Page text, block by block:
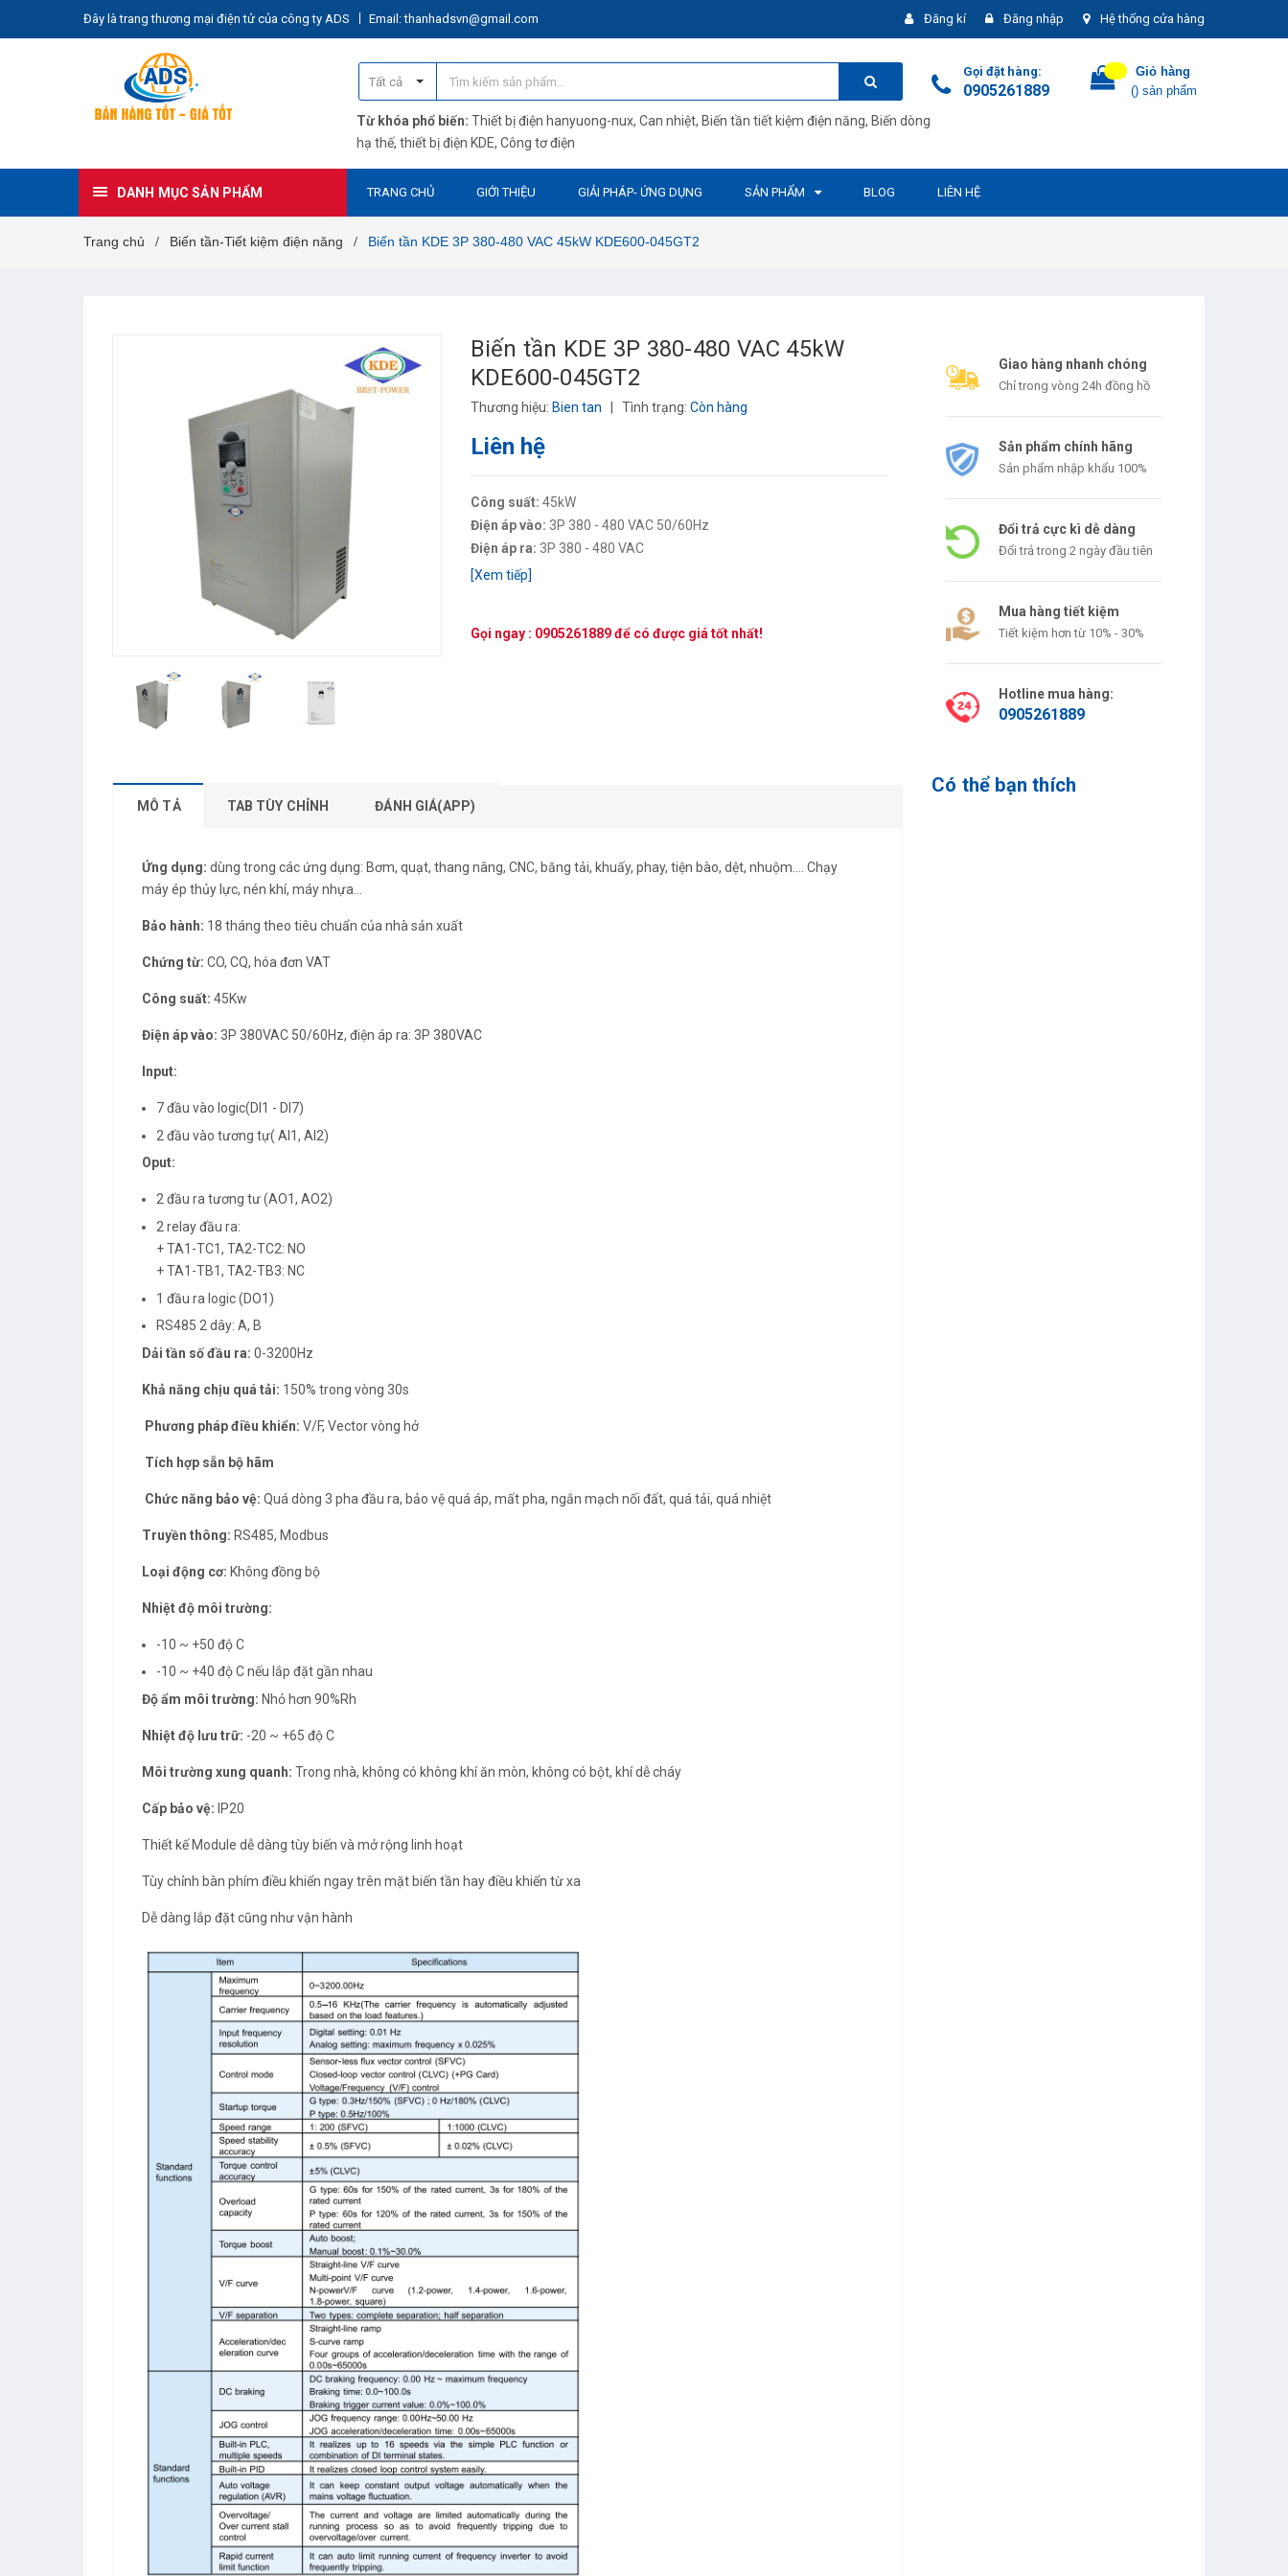
Đây là trang thương mại điện tử của công ty ADS Email: thanhadsvn@gmail.com Đăng kí Đăng nhập Hệ thống cửa hàng
Tất cả
Từ khóa phổ biến: Thiết bị điện hanyuong-nux, Can nhiệt, Biến tần tiết kiệm điện năng, Biến dòng
hạ thế, thiết bị điện KDE, Công tơ điện
Gọi đặt hàng:
0905261889
Giỏ hàng
() sản phẩm
DANH MỤC SẢN PHẨM TRANG CHỦ GIỚI THIỆU GIẢI PHÁP- ỨNG DỤNG SẢN PHẨM BLOG LIÊN HỆ
Trang chủ / Biến tần-Tiết kiệm điện năng / Biến tần KDE 3P 380-480 VAC 45kW KDE600-045GT2
Biến tần KDE 3P 380-480 VAC 45kW
KDE600-045GT2
Thương hiệu: Bien tan Tình trạng: Còn hàng
Liên hệ
Công suất: 45kW
Điện áp vào: 3P 380 - 480 VAC 50/60Hz
Điện áp ra: 3P 380 - 480 VAC
[Xem tiếp]
Gọi ngay : 0905261889để có được giá tốt nhất!
MÔ TẢ TAB TÙY CHỈNH ĐÁNH GIÁ(APP)
Ứng dụng: dùng trong các ứng dụng: Bơm, quạt, thang nâng, CNC, băng tải, khuấy, phay, tiện bào, dệt, nhuộm…. Chạy
máy ép thủy lực, nén khí, máy nhựa…
Bảo hành: 18 tháng theo tiêu chuẩn của nhà sản xuất
Chứng từ: CO, CQ, hóa đơn VAT
Công suất: 45Kw
Điện áp vào: 3P 380VAC 50/60Hz, điện áp ra: 3P 380VAC
Input:
7 đầu vào logic(DI1 - DI7)
2 đầu vào tương tự( AI1, AI2)
Oput:
2 đầu ra tương tư (AO1, AO2)
2 relay đầu ra:
+ TA1-TC1, TA2-TC2: NO
+ TA1-TB1, TA2-TB3: NC
1 đầu ra logic (DO1)
RS485 2 dây: A, B
Dải tần số đầu ra: 0-3200Hz
Khả năng chịu quá tải: 150% trong vòng 30s
Phương pháp điều khiển: V/F, Vector vòng hở
Tích hợp sẵn bộ hãm
Chức năng bảo vệ: Quá dòng 3 pha đầu ra, bảo vệ quá áp, mất pha, ngắn mạch nối đất, quá tải, quá nhiệt
Truyền thông: RS485, Modbus
Loại động cơ: Không đồng bộ
Nhiệt độ môi trường:
-10 ~ +50 độ C
-10 ~ +40 độ C nếu lắp đặt gần nhau
Độ ẩm môi trường: Nhỏ hơn 90%Rh
Nhiệt độ lưu trữ: -20 ~ +65 độ C
Môi trường xung quanh: Trong nhà, không có không khí ăn mòn, không có bột, khí dễ cháy
Cấp bảo vệ: IP20
Thiết kế Module dễ dàng tùy biến và mở rộng linh hoạt
Tùy chỉnh bàn phím điều khiển ngay trên mặt biến tần hay điều khiển từ xa
Dễ dàng lắp đặt cũng như vận hành
Giao hàng nhanh chóng
Chỉ trong vòng 24h đồng hồ
Sản phẩm chính hãng
Sản phẩm nhập khẩu 100%
Đổi trả cực kì dễ dàng
Đổi trả trong 2 ngày đầu tiên
Mua hàng tiết kiệm
Tiết kiệm hơn từ 10% - 30%
Hotline mua hàng:
0905261889
Có thể bạn thích